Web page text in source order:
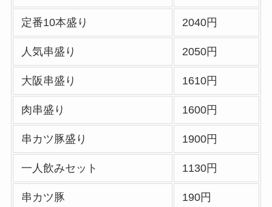
リンガーハットのテ
イクアウト(お持ち
帰り)全メニュー一
覧！おすすめ料理も
紹介
大戸屋の宅配メニュ
ー一覧！出前デリバ
リーの注文方法も解
大戸屋のテイクアウ
定番10本盛り 2040円
人気串盛り 2050円
大阪串盛り 1610円
肉串盛り 1600円
串カツ豚盛り 1900円
一人飲みセット 1130円
串カツ豚 190円